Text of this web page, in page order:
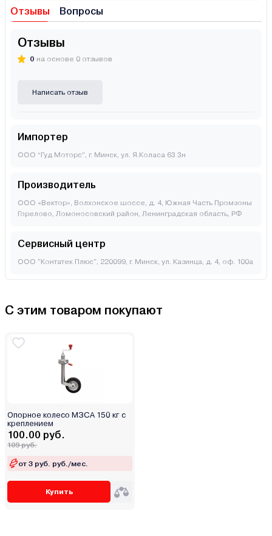
Отзывы Вопросы
Отзывы
0 на основе 0 отзывов
Написать отзыв
Импортер
ООО “Гуд Моторс”, г. Минск, ул. Я.Коласа 63 3н
Производитель
ООО «Вектор», Волхонское шоссе, д. 4, Южная Часть Промзоны
Горелово, Ломоносовский район, Ленинградская область, РФ
Сервисный центр
ООО "Контатек Плюс", 220099, г. Минск, ул. Казинца, д. 4, оф. 100а
С этим товаром покупают
Опорное колесо МЗСА 150 кг с
креплением
100.00 руб.
109 руб.
от 3 руб. руб./мес.
Купить